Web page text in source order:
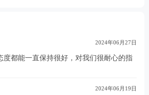
2024年06月27日
度都能一直保持很好，对我们很耐心的指
2024年06月19日